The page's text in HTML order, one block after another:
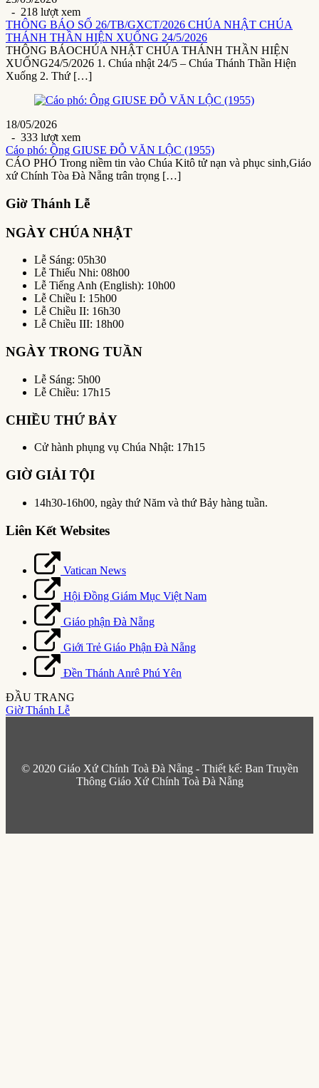
- 218 lượt xem
THÔNG BÁO SỐ 26/TB/GXCT/2026 CHÚA NHẬT CHÚA
THÁNH THẦN HIỆN XUỐNG 24/5/2026
THÔNG BÁOCHÚA NHẬT CHÚA THÁNH THẦN HIỆN
XUỐNG24/5/2026 1. Chúa nhật 24/5 – Chúa Thánh Thần Hiện
Xuống 2. Thứ […]
18/05/2026
- 333 lượt xem
Cáo phó: Ông GIUSE ĐỖ VĂN LỘC (1955)
CÁO PHÓ Trong niềm tin vào Chúa Kitô tử nạn và phục sinh,Giáo
xứ Chính Tòa Đà Nẵng trân trọng […]
Giờ Thánh Lễ
NGÀY CHÚA NHẬT
Lễ Sáng: 05h30
Lễ Thiếu Nhi: 08h00
Lễ Tiếng Anh (English): 10h00
Lễ Chiều I: 15h00
Lễ Chiều II: 16h30
Lễ Chiều III: 18h00
NGÀY TRONG TUẦN
Lễ Sáng: 5h00
Lễ Chiều: 17h15
CHIỀU THỨ BẢY
Cử hành phụng vụ Chúa Nhật: 17h15
GIỜ GIẢI TỘI
14h30-16h00, ngày thứ Năm và thứ Bảy hàng tuần.
Liên Kết Websites
Vatican News
Hội Đồng Giám Mục Việt Nam
Giáo phận Đà Nẵng
Giới Trẻ Giáo Phận Đà Nẵng
Đền Thánh Anrê Phú Yên
ĐẦU TRANG
Giờ Thánh Lễ
© 2020 Giáo Xứ Chính Toà Đà Nẵng - Thiết kế: Ban Truyền
Thông Giáo Xứ Chính Toà Đà Nẵng